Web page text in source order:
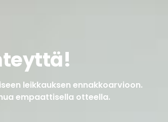
leikkauksen ennakkoarvioon.
empaattisella otteella.